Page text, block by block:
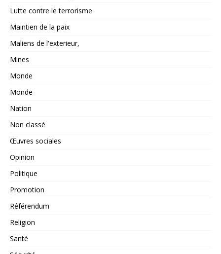
Lutte contre le terrorisme
Maintien de la paix
Maliens de l'exterieur,
Mines
Monde
Monde
Nation
Non classé
Œuvres sociales
Opinion
Politique
Promotion
Référendum
Religion
Santé